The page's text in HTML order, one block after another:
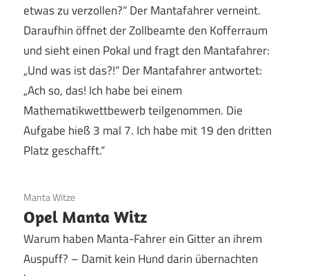
etwas zu verzollen?“ Der Mantafahrer verneint.
Daraufhin öffnet der Zollbeamte den Kofferraum
und sieht einen Pokal und fragt den Mantafahrer:
„Und was ist das?!“ Der Mantafahrer antwortet:
„Ach so, das! Ich habe bei einem
Mathematikwettbewerb teilgenommen. Die
Aufgabe hieß 3 mal 7. Ich habe mit 19 den dritten
Platz geschafft.“
19. Juni 2020
Manta Witze
Opel Manta Witz
Warum haben Manta-Fahrer ein Gitter an ihrem
Auspuff? – Damit kein Hund darin übernachten